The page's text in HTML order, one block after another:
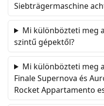
Siebträgermaschine
Mi különbözteti meg
szintű gépektől?
Mi különbözteti meg
Finale Supernova és
Rocket Appartamento